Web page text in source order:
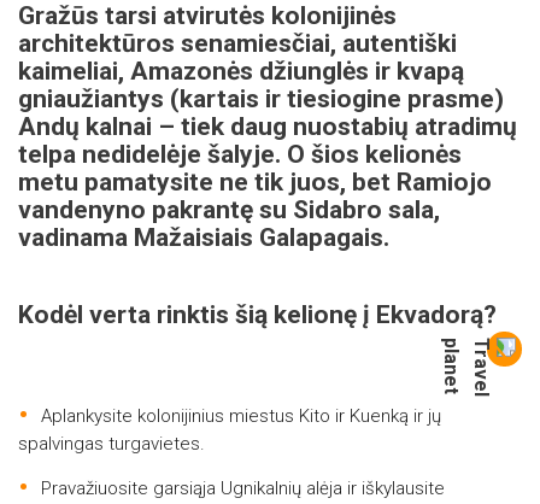
Gražūs tarsi atvirutės kolonijinės
architektūros senamiesčiai, autentiški
kaimeliai, Amazonės džiunglės ir kvapą
gniaužiantys (kartais ir tiesiogine prasme)
Andų kalnai – tiek daug nuostabių atradimų
telpa nedidelėje šalyje. O šios kelionės
metu pamatysite ne tik juos, bet Ramiojo
vandenyno pakrantę su Sidabro sala,
vadinama Mažaisiais Galapagais.
Kodėl verta rinktis šią kelionę į Ekvadorą?
Aplankysite kolonijinius miestus Kito ir Kuenką ir jų
spalvingas turgavietes.
Pravažiuosite garsiąja Ugnikalnių alėja ir iškylausite